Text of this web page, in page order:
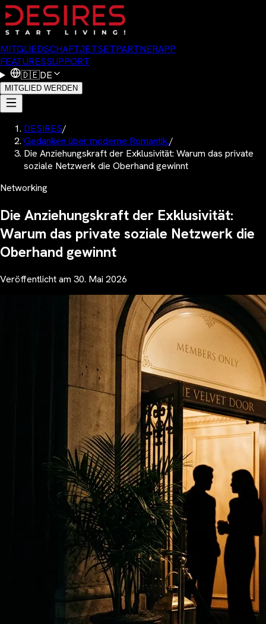
MITGLIEDSCHAFTJETSETPARTNERAPP
FEATURESSUPPORT
🇩🇪DE
MITGLIED WERDEN
DESIRES/
Gedanken über moderne Romantik./
Die Anziehungskraft der Exklusivität: Warum das private
soziale Netzwerk die Oberhand gewinnt
Networking
Die Anziehungskraft der Exklusivität:
Warum das private soziale Netzwerk die
Oberhand gewinnt
Veröffentlicht am 30. Mai 2026